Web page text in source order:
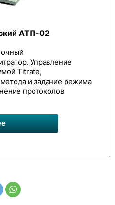
АТП-02
Управление
Titrate,
и задание режима
протоколов